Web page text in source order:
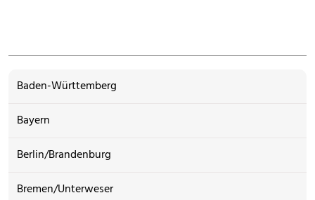
Baden-Württemberg
Bayern
Berlin/Brandenburg
Bremen/Unterweser